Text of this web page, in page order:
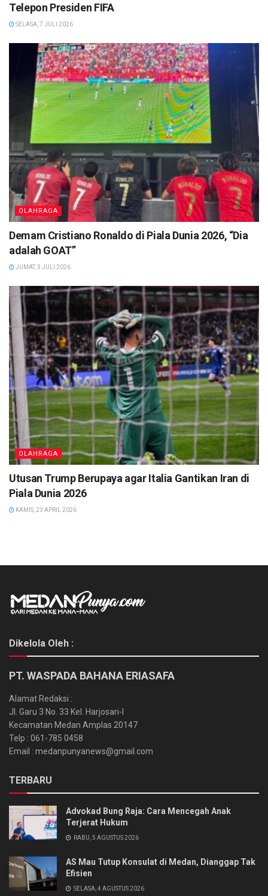
Telepon Presiden FIFA
SELASA, 7 JULI 2026
OLAHRAGA
Demam Cristiano Ronaldo di Piala Dunia 2026, “Dia
adalah GOAT”
JUMAT, 3 JULI 2026
OLAHRAGA
Utusan Trump Berupaya agar Italia Gantikan Iran di
Piala Dunia 2026
KAMIS, 23 APRIL 2026
Dikelola Oleh :
PT. WASPADA BAHANA ERIASAFA
Alamat Redaksi :
Jl. Garu 3 No. 33 Kel. Harjosari-I
Kecamatan Medan Amplas 20147
Telp : 061-785 0458
Email : medanpunyanews@gmail.com
TERBARU
Advokad Bung Raja: Cara Mencegah Anak
Terjerat Hukum
RABU, 5 AGUSTUS 2026
AS Mau Tutup Konsulat di Medan, Dianggap Tak
Efisien
SELASA, 4 AGUSTUS 2026